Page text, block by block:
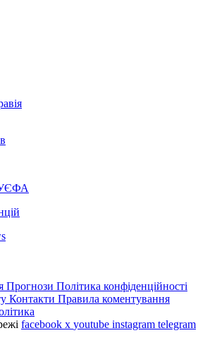
Прогнози Політика конфіденційності
Контакти Правила коментування
facebook x youtube instagram telegram